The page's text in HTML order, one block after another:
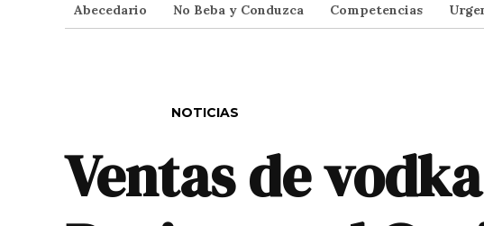
Abecedario No Beba y Conduzca Competencias
NOTICIAS
Ventas de